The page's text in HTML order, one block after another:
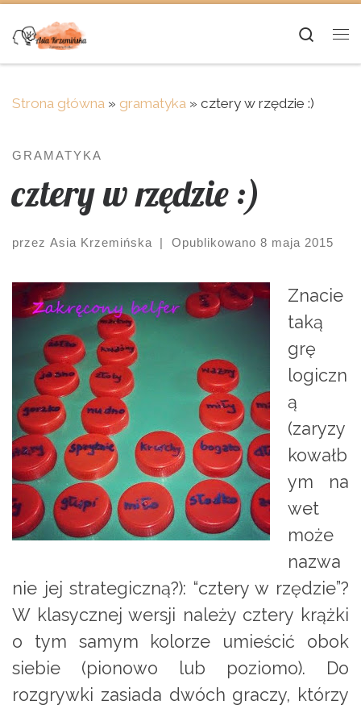
Skip to content
Strona główna » gramatyka » cztery w rzędzie :)
GRAMATYKA
cztery w rzędzie :)
przez Asia Krzemińska | Opublikowano 8 maja 2015
Znacie
taką
grę
logiczn
ą
(zaryzy
kowałb
ym na
wet
może
nazwa
nie jej strategiczną?): “cztery w rzędzie”?
W klasycznej wersji należy cztery krążki
o tym samym kolorze umieścić obok
siebie (pionowo lub poziomo). Do
rozgrywki zasiada dwóch graczy, którzy